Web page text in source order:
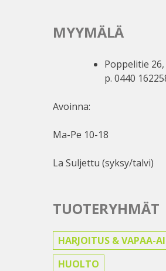
MYYMÄLÄ
Poppelitie
p. 0440
Avoinna:
Ma-Pe 10-18
La Suljettu (syksy/talvi)
TUOTERYHMÄT
HARJOITUS & VAPAA-
HUOLTO